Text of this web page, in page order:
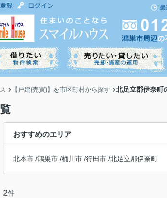
【戸建(売買)】を市区町村から探す 北足立郡伊奈町
おすすめのエリア
北本市 /鴻巣市 /桶川市 /行田市 /北足立郡伊奈町
2件